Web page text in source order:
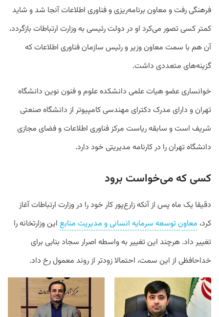
فرهنگی رفت و معاون برنامه‌ریزی و فناوری اطلاعات آنجا شد و شاید
کمتر کسی تصور می‌کرد او در دولت رئیسی به وزارت ارتباطات بازگردد،
آن هم با سمت معاون وزیر و رئیس سازمان فناوری اطلاعات که
گزینه‌های متعددی داشت.
خوانساری عضو هیات علمی دانشکده علوم و فنون نوین دانشگاه
تهران و دارای مدرک دکترای مهندسی کامپیوتر از دانشگاه صنعتی
شریف است و سابقه ریاست مرکز فناوری اطلاعات و فضای مجازی
دانشگاه تهران را در کارنامه مدیریتی خود دارد.
کسی که می‌خواست برود
دقیقا یک ماه پس از آنکه زارع‌پور کار خود را در وزارت ارتباطات آغاز
کرد، معاون توسعه سرمایه انسانی و مدیریت منابع این وزارتخانه را
تغییر داد. هرچند این تغییر به واسطه اصرار سجاد بنابی برای
خداحافظی از این سمت، احتمالا زودتر از روند معمول رخ داد.